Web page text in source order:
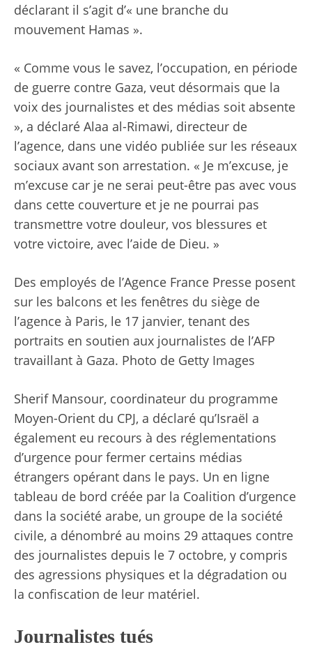
déclarant il s’agit d’« une branche du
mouvement Hamas ».
« Comme vous le savez, l’occupation, en période
de guerre contre Gaza, veut désormais que la
voix des journalistes et des médias soit absente
», a déclaré Alaa al-Rimawi, directeur de
l’agence, dans une vidéo publiée sur les réseaux
sociaux avant son arrestation. « Je m’excuse, je
m’excuse car je ne serai peut-être pas avec vous
dans cette couverture et je ne pourrai pas
transmettre votre douleur, vos blessures et
votre victoire, avec l’aide de Dieu. »
Des employés de l’Agence France Presse posent
sur les balcons et les fenêtres du siège de
l’agence à Paris, le 17 janvier, tenant des
portraits en soutien aux journalistes de l’AFP
travaillant à Gaza. Photo de Getty Images
Sherif Mansour, coordinateur du programme
Moyen-Orient du CPJ, a déclaré qu’Israël a
également eu recours à des réglementations
d’urgence pour fermer certains médias
étrangers opérant dans le pays. Un en ligne
tableau de bord créée par la Coalition d’urgence
dans la société arabe, un groupe de la société
civile, a dénombré au moins 29 attaques contre
des journalistes depuis le 7 octobre, y compris
des agressions physiques et la dégradation ou
la confiscation de leur matériel.
Journalistes tués